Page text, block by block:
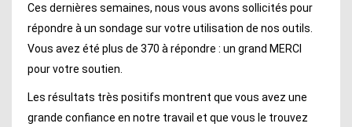
Ces dernières semaines, nous vous avons sollicités pour
répondre à un sondage sur votre utilisation de nos outils.
Vous avez été plus de 370 à répondre : un grand MERCI
pour votre soutien.
Les résultats très positifs montrent que vous avez une
grande confiance en notre travail et que vous le trouvez